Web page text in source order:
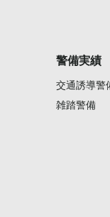
警備実績
交通誘導警
雑踏警備